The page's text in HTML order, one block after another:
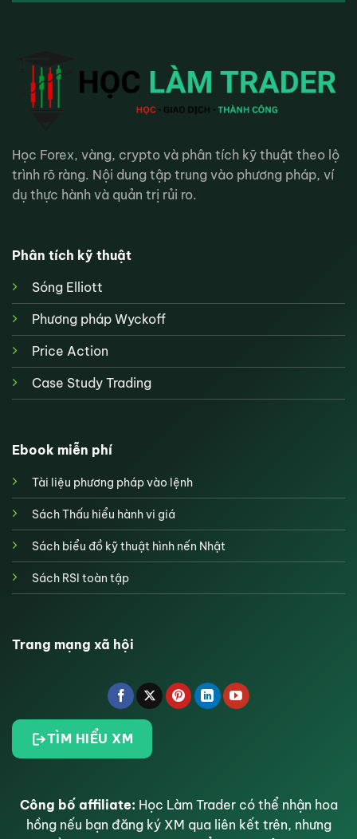
Học Forex, vàng, crypto và phân tích kỹ thuật theo lộ
trình rõ ràng. Nội dung tập trung vào phương pháp, ví
dụ thực hành và quản trị rủi ro.
Phân tích kỹ thuật
Sóng Elliott
Phương pháp Wyckoff
Price Action
Case Study Trading
Ebook miễn phí
Tài liệu phương pháp vào lệnh
Sách Thấu hiểu hành vi giá
Sách biểu đồ kỹ thuật hình nến Nhật
Sách RSI toàn tập
Trang mạng xã hội
TÌM HIỂU XM
Công bố affiliate: Học Làm Trader có thể nhận hoa
hồng nếu bạn đăng ký XM qua liên kết trên, nhưng